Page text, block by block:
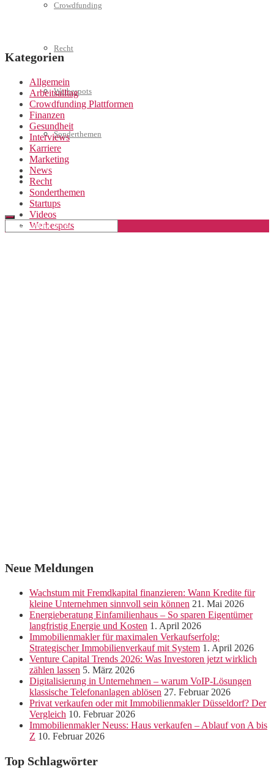
Crowdfunding
Recht
Werbespots
Sonderthemen
Geschäftskonto eröffnen
Kategorien
Allgemein
Arbeitsalltag
Crowdfunding Plattformen
Finanzen
Gesundheit
Interviews
Karriere
Marketing
News
Recht
Sonderthemen
Startups
Videos
Werbespots
Neue Meldungen
Wachstum mit Fremdkapital finanzieren: Wann Kredite für
kleine Unternehmen sinnvoll sein können 21. Mai 2026
Energieberatung Einfamilienhaus – So sparen Eigentümer
langfristig Energie und Kosten 1. April 2026
Immobilienmakler für maximalen Verkaufserfolg:
Strategischer Immobilienverkauf mit System 1. April 2026
Venture Capital Trends 2026: Was Investoren jetzt wirklich
zählen lassen 5. März 2026
Digitalisierung in Unternehmen – warum VoIP-Lösungen
klassische Telefonanlagen ablösen 27. Februar 2026
Privat verkaufen oder mit Immobilienmakler Düsseldorf? Der
Vergleich 10. Februar 2026
Immobilienmakler Neuss: Haus verkaufen – Ablauf von A bis
Z 10. Februar 2026
Top Schlagwörter